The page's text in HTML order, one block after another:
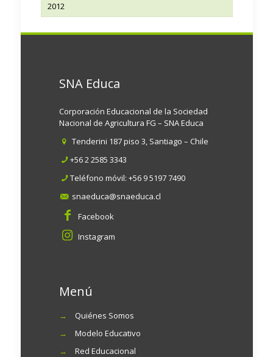
2012
SNA Educa
Corporación Educacional de la Sociedad
Nacional de Agricultura FG – SNA Educa
Tenderini 187 piso 3, Santiago – Chile
+56 2 2585 3343
Teléfono móvil: +56 9 5197 7490
snaeduca@snaeduca.cl
Facebook
Instagram
Menú
→
Quiénes Somos
→
Modelo Educativo
→
Red Educacional